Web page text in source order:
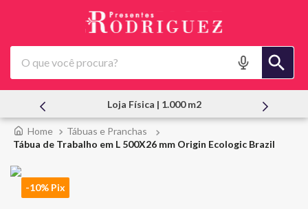
O que você procura?
1.000 m2 Atendimento Pessoal
Tábuas e Pranchas
Tábua de Trabalho em L 500X26 mm Origin Ecologic Brazil
-10% Pix